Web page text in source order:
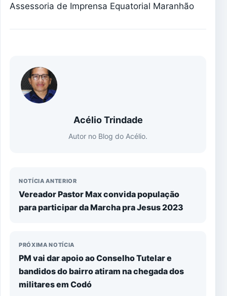
Assessoria de Imprensa Equatorial Maranhão
Acélio Trindade
Autor no Blog do Acélio.
NOTÍCIA ANTERIOR
Vereador Pastor Max convida população
para participar da Marcha pra Jesus 2023
PRÓXIMA NOTÍCIA
PM vai dar apoio ao Conselho Tutelar e
bandidos do bairro atiram na chegada dos
militares em Codó